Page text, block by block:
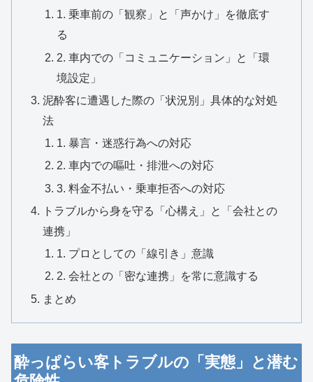
1. 乗車前の「観察」と「声かけ」を徹底す
る
2. 車内での「コミュニケーション」と「環
境設定」
泥酔客に遭遇した際の「状況別」具体的な対処
法
1. 暴言・迷惑行為への対応
2. 車内での嘔吐・排泄への対応
3. 料金不払い・乗車拒否への対応
トラブルから身を守る「心構え」と「会社との
連携」
1. プロとしての「線引き」意識
2. 会社との「密な連携」を常に意識する
まとめ
酔っぱらい客トラブルの「実態」と潜む